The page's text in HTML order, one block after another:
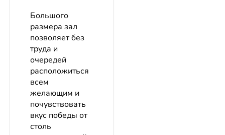
Большого
размера зал
позволяет без
труда и
очередей
расположиться
всем
желающим и
почувствовать
вкус победы от
столь